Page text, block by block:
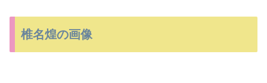
椎名煌の画像